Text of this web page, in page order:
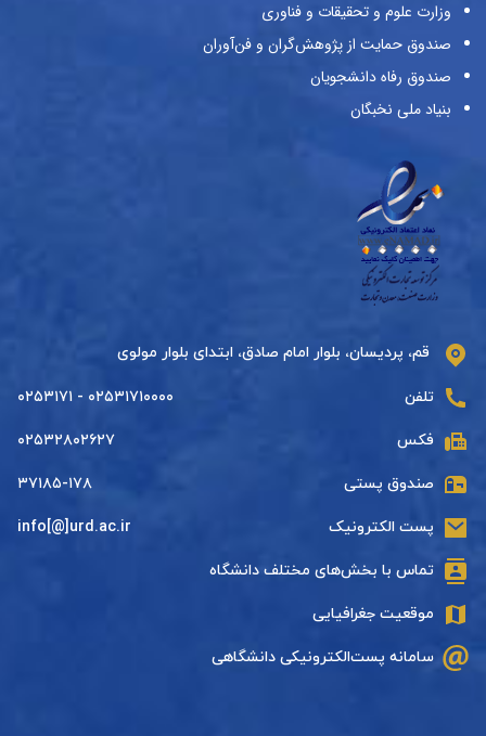
وزارت علوم و تحقیقات و فناوری
صندوق حمایت از پژوهش‌گران و فن‌آوران
صندوق رفاه دانشجویان
بنیاد ملی نخبگان
قم، پردیسان، بلوار امام صادق، ابتدای بلوار مولوی
تلفن ۰۲۵۳۱۷۱۰۰۰۰ - ۰۲۵۳۱۷۱
فکس ۰۲۵۳۲۸۰۲۶۲۷
صندوق پستی ۳۷۱۸۵-۱۷۸
پست الکترونیک info[@]urd.ac.ir
تماس با بخش‌های مختلف دانشگاه
موقعیت جغرافیایی
سامانه پست‌الکترونیکی دانشگاهی